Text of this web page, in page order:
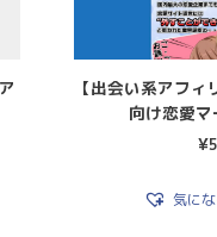
【出会い系アフ
向け恋愛マ
¥
気に